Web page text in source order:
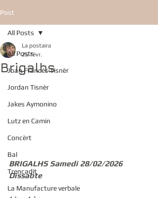
Post
All Posts
Joan Francés Tisnèr
Jordan Tisnèr
Jakes Aymonino
Lutz en Camin
Concèrt
Bal
Trencadit
La Manufacture verbale
All Posts
Brigalhs
La postaira
25 févr.
BRIGALHS Samedi 28/02/2026
Dissabte